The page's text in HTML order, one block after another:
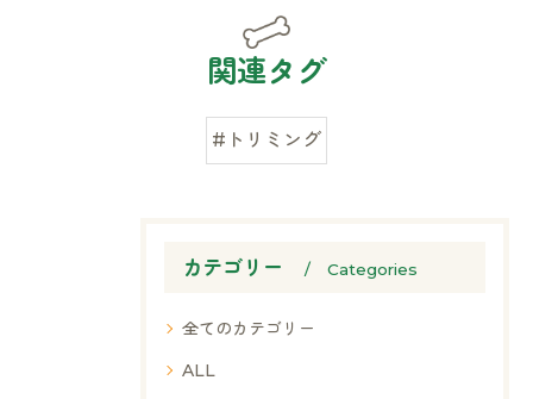
関連タグ
#トリミング
カテゴリー Categories
全てのカテゴリー
ALL